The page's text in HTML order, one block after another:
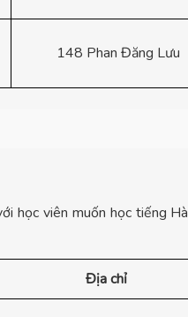
148 Phan Đăng Lưu
học viên muốn học tiếng
Địa chỉ